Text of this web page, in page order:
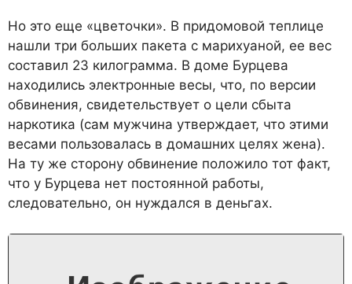
Но это еще «цветочки». В придомовой теплице
нашли три больших пакета с марихуаной, ее вес
составил 23 килограмма. В доме Бурцева
находились электронные весы, что, по версии
обвинения, свидетельствует о цели сбыта
наркотика (сам мужчина утверждает, что этими
весами пользовалась в домашних целях жена).
На ту же сторону обвинение положило тот факт,
что у Бурцева нет постоянной работы,
следовательно, он нуждался в деньгах.